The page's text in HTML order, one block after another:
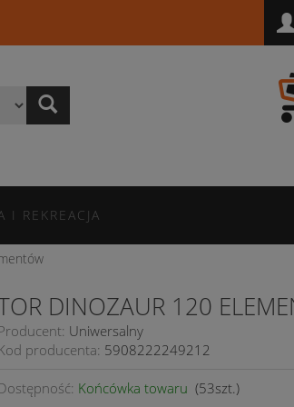
I REKREACJA
DINOZAUR 120
Uniwersalny
producenta: 5908222249212
Końcówka towaru (53szt.)